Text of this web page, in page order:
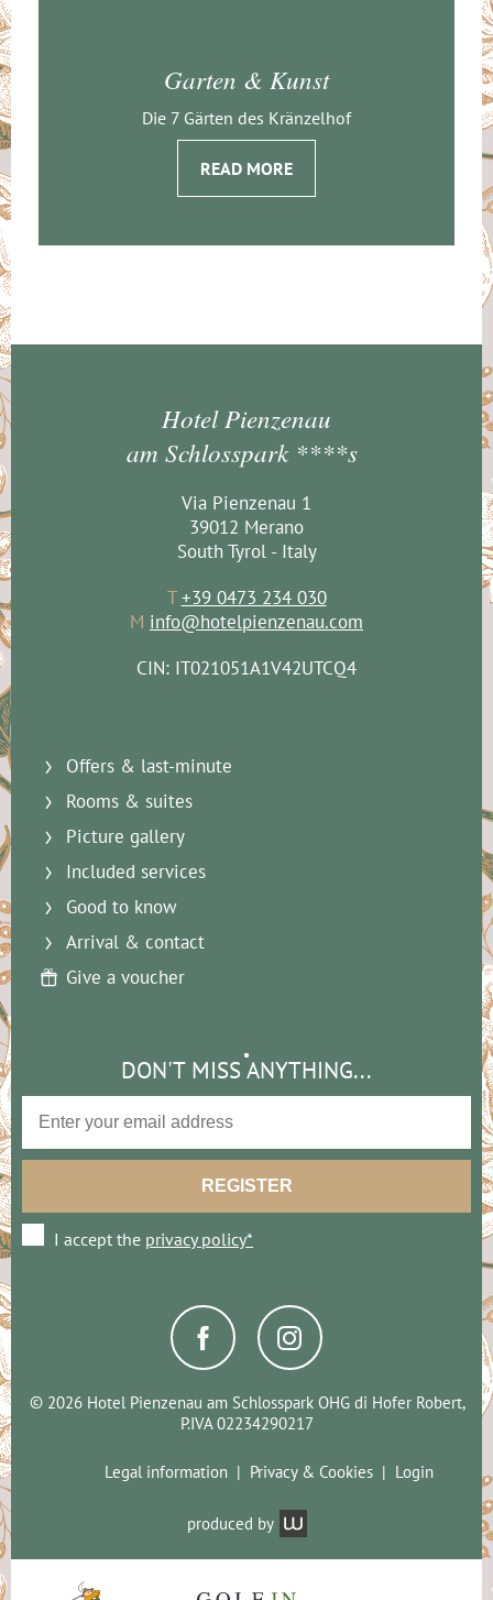
Garten & Kunst
Die 7 Gärten des Kränzelhof
READ MORE
Hotel Pienzenau
am Schlosspark ****s
Via Pienzenau 1
39012 Merano
South Tyrol - Italy
T+39 0473 234 030
M info@hotelpienzenau.com
CIN: IT021051A1V42UTCQ4
Offers & last-minute
Rooms & suites
Picture gallery
Included services
Good to know
Arrival & contact
Give a voucher
DON'T MISS ANYTHING...
I accept the privacy policy*
© 2026 Hotel Pienzenau am Schlosspark OHG di Hofer Robert,
P.IVA 02234290217
Legal information Privacy & Cookies Login
produced by